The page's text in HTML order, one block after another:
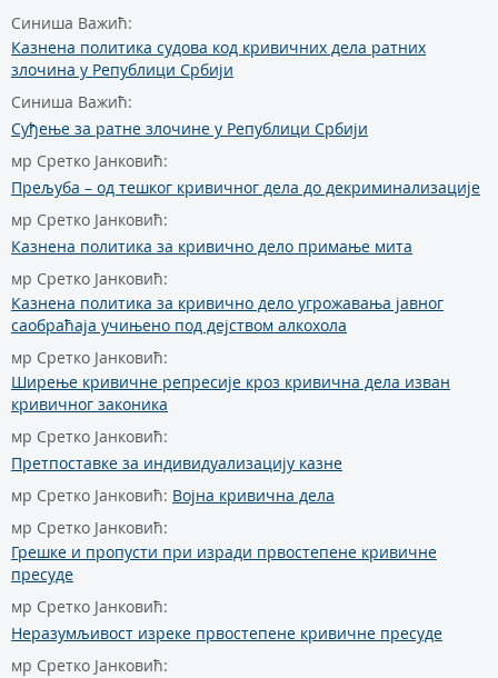
Синиша Важић:
Казнена политика судова код кривичних дела ратних
злочина у Републици Србији
Синиша Важић:
Суђење за ратне злочине у Републици Србији
мр Сретко Јанковић:
Прељуба – од тешког кривичног дела до декриминализације
мр Сретко Јанковић:
Казнена политика за кривично дело примање мита
мр Сретко Јанковић:
Казнена политика за кривично дело угрожавања јавног
саобраћаја учињено под дејством алкохола
мр Сретко Јанковић:
Ширење кривичне репресије кроз кривична дела изван
кривичног законика
мр Сретко Јанковић:
Претпоставке за индивидуализацију казне
мр Сретко Јанковић: Војна кривична дела
мр Сретко Јанковић:
Грешке и пропусти при изради првостепене кривичне
пресуде
мр Сретко Јанковић:
Неразумљивост изреке првостепене кривичне пресуде
мр Сретко Јанковић: